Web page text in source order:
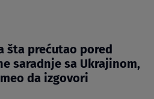
šta prećutao pored
saradnje sa Ukrajinom,
da izgovori